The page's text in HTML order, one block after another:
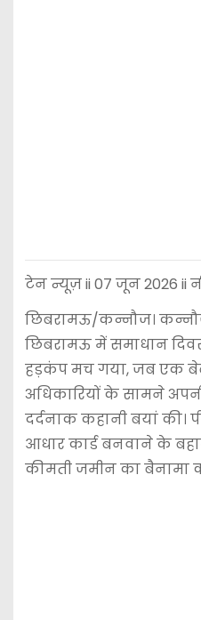
टेन न्यूज़ ii 07 जून 2026 ii
छिबरामऊ/कन्नौज।
छिबरामऊ में समाधान
हड़कंप मच गया, जब एक
अधिकारियों के सामने
दर्दनाक कहानी बयां की।
आधार कार्ड बनवाने के
कीमती जमीन का बैनामा